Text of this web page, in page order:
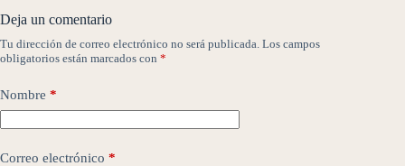
Deja un comentario
Tu dirección de correo electrónico no será publicada. Los campos
obligatorios están marcados con *
Nombre *
Correo electrónico *